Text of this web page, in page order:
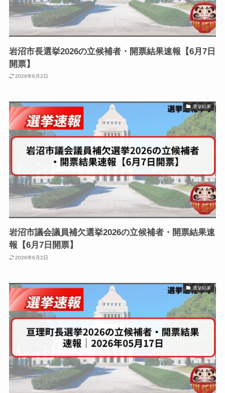
岩沼市長選挙2026の立候補者・開票結果速報【6月7日
開票】
2026年6月2日
選挙結果
岩沼市議会議員補欠選挙2026の立候補者・開票結果速
報【6月7日開票】
2026年6月2日
選挙結果